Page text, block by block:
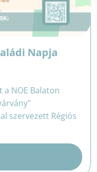
Napja
NOE Balaton
szervezett Régiós